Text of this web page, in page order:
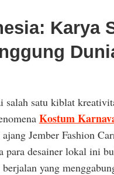
Karya
salah satu kiblat
Kostum
Jember Fashion
para desainer lokal ini
yang